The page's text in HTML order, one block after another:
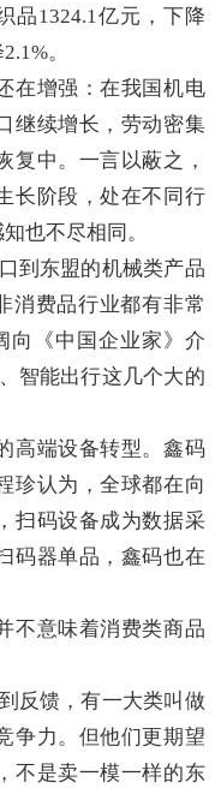
品1324.1亿元，下降
。
增强：在我国机电
继续增长，劳动密集
复中。一言以蔽之，
长阶段，处在不同行
也不尽相同。
东盟的机械类产品
消费品行业都有非常
向《中国企业家》介
智能出行这几个大的
端设备转型。鑫码
珍认为，全球都在向
扫码设备成为数据采
码器单品，鑫码也在
意味着消费类商品
馈，有一大类叫做
争力。但他们更期望
不是卖一模一样的东